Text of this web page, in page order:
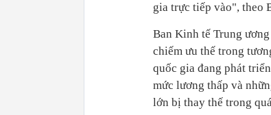
gia trực tiếp vào", theo
Ban Kinh tế Trung
chiếm ưu thế trong
quốc gia đang phát
mức lương thấp và
lớn bị thay thế trong